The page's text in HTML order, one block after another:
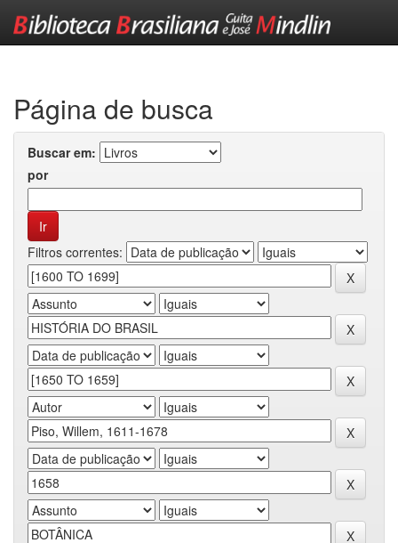
Página de busca
Buscar em:
por
Filtros correntes: